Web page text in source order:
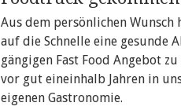
Aus dem persönlichen Wunsch
auf die Schnelle eine gesunde
gängigen Fast Food Angebot
vor gut eineinhalb Jahren in
eigenen Gastronomie.